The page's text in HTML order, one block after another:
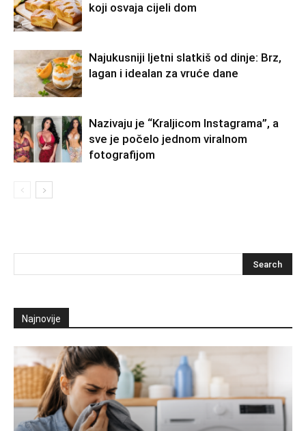
koji osvaja cijeli dom
Najukusniji ljetni slatkiš od dinje: Brz,
lagan i idealan za vruće dane
Nazivaju je “Kraljicom Instagrama”, a
sve je počelo jednom viralnom
fotografijom
Najnovije